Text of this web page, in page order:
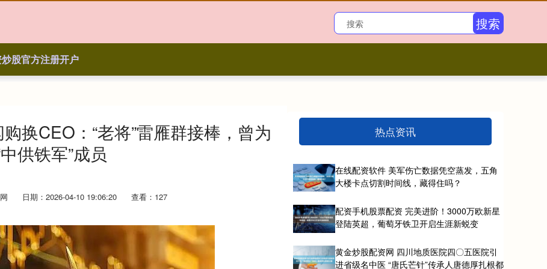
搜索
股官方注册开户
换CEO：“老将”雷雁群接棒，曾为
供铁军”成员
日期：2026-04-10 19:06:20 查看：127
热点资讯
在线配资软件 美军伤亡数据凭空蒸发，五角
大楼卡点切割时间线，藏得住吗？
配资手机股票配资 完美进阶！3000万欧新星
登陆英超，葡萄牙铁卫开启生涯新蜕变
黄金炒股配资网 四川地质医院四〇五医院引
进省级名中医 “唐氏芒针”传承人唐德厚扎根都